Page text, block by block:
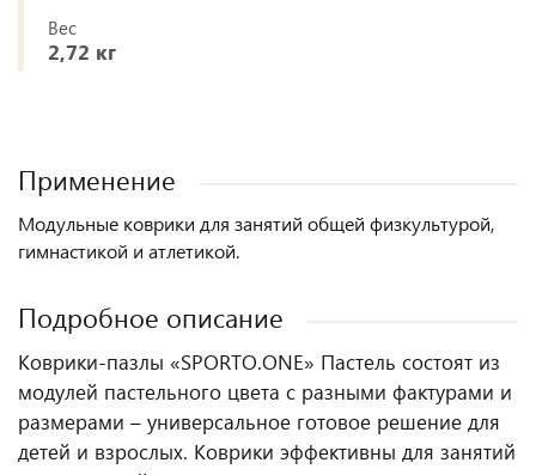
Вес
2,72 кг
Применение
Модульные коврики для занятий общей физкультурой,
гимнастикой и атлетикой.
Подробное описание
Коврики-пазлы «SPORTO.ONE» Пастель состоят из
модулей пастельного цвета с разными фактурами и
размерами – универсальное готовое решение для
детей и взрослых. Коврики эффективны для занятий